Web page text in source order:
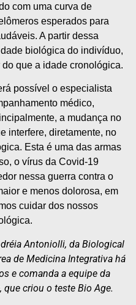
com uma curva de
esperados para
A partir dessa
biológica do indivíduo,
que a idade cronológica.
possível o especialista
médico,
a mudança no
interfere, diretamente, no
Esta é uma das armas
o vírus da Covid-19
nessa guerra contra o
e menos dolorosa, em
cuidar dos nossos
Antoniolli, da Biological
de Medicina Integrativa há
e comanda a equipe da
que criou o teste Bio Age.